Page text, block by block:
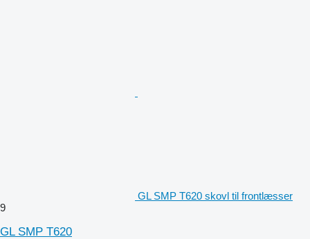
GL SMP T620 skovl til frontlæsser
9
GL SMP T620